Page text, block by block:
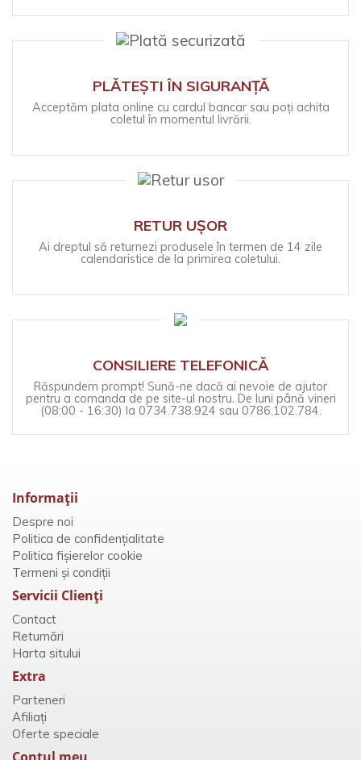
PLĂTEȘTI ÎN SIGURANȚĂ
Acceptăm plata online cu cardul bancar sau poți achita
coletul în momentul livrării.
RETUR UȘOR
Ai dreptul să returnezi produsele în termen de 14 zile
calendaristice de la primirea coletului.
CONSILIERE TELEFONICĂ
Răspundem prompt! Sună-ne dacă ai nevoie de ajutor
pentru a comanda de pe site-ul nostru. De luni până vineri
(08:00 - 16:30) la 0734.738.924 sau 0786.102.784.
Informaţii
Despre noi
Politica de confidențialitate
Politica fișierelor cookie
Termeni și condiții
Servicii Clienţi
Contact
Returnări
Harta sitului
Extra
Parteneri
Afiliaţi
Oferte speciale